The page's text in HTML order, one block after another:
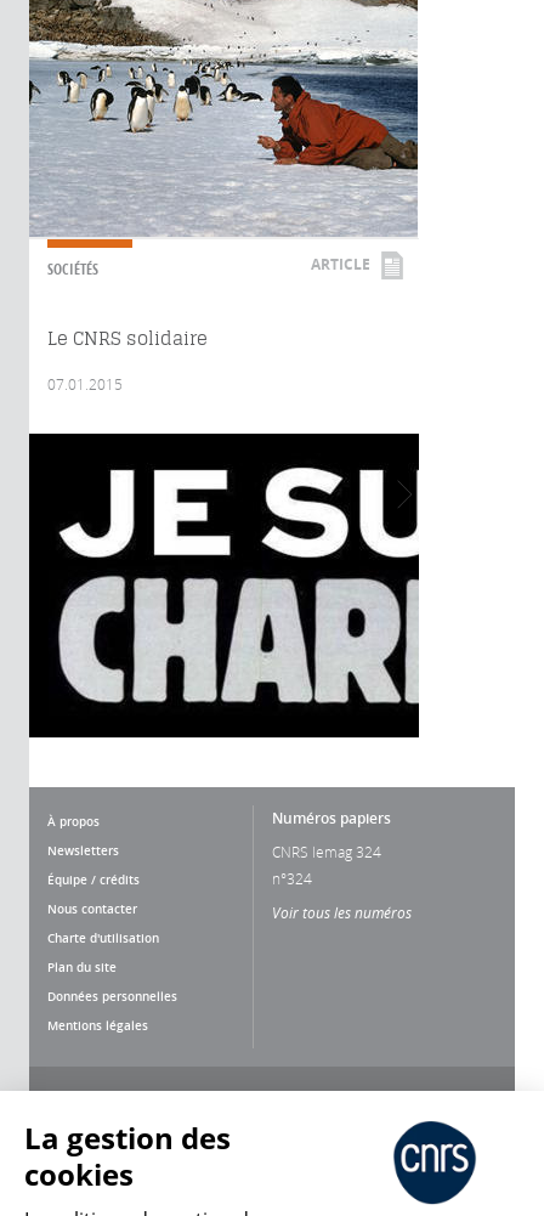
SOCIÉTÉS ARTICLE
Le CNRS solidaire
07.01.2015
À propos
Newsletters
Équipe / crédits
Nous contacter
Charte d'utilisation
Plan du site
Données personnelles
Mentions légales
Numéros papiers
CNRS lemag 324
n°324
Voir tous les numéros
La gestion des
cookies